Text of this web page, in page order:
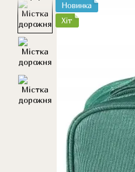
Новинка
Хіт